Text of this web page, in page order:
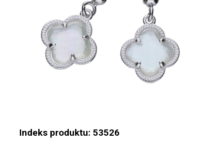
Indeks produktu: 53526